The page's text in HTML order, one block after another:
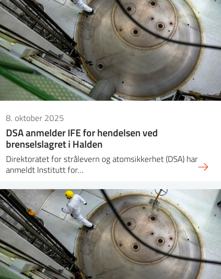
8. oktober 2025
DSA anmelder IFE for hendelsen ved
brenselslagret i Halden
Direktoratet for strålevern og atomsikkerhet (DSA) har
anmeldt Institutt for…